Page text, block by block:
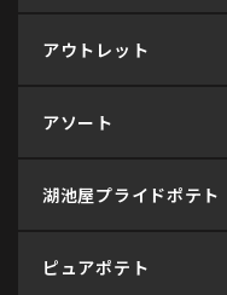
アウトレット
アソート
湖池屋プライドポテト
ピュアポテト